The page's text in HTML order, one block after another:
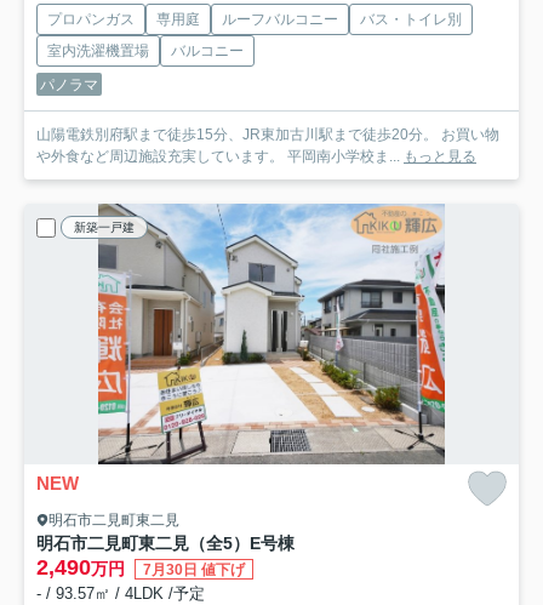
プロパンガス 専用庭 ルーフバルコニー
バス・トイレ別
室内洗濯機置場
バルコニー
パノラマ
山陽電鉄別府駅まで徒歩15分、JR東加古川駅まで徒歩20分。 お買い物
や外食など周辺施設充実しています。 平岡南小学校ま... もっと見る
新築一戸建
NEW
明石市二見町東二見
明石市二見町東二見（全5）E号棟
2,490万円 7月30日 値下げ
- / 93.57㎡ / 4LDK /予定